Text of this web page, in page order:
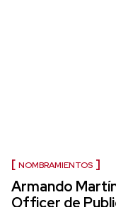
NOMBRAMIENTOS
Armando
Officer de